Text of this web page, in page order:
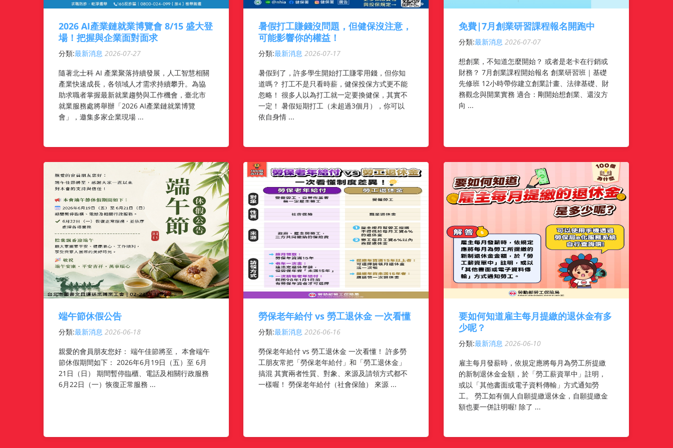
2026 AI產業鏈就業博覽會 8/15 盛大登
場！把握與企業面對面求
分類:最新消息 2026-07-27
隨著北士科 AI 產業聚落持續發展，人工智慧相關
產業快速成長，各領域人才需求持續攀升。為協
助求職者掌握最新就業趨勢與工作機會，臺北市
就業服務處將舉辦「2026 AI產業鏈就業博覽
會」，邀集多家企業現場 ...
暑假打工賺錢沒問題，但健保沒注意，
可能影響你的權益！
分類:最新消息 2026-07-17
暑假到了，許多學生開始打工賺零用錢，但你知
道嗎？ 打工不是只看時薪，健保投保方式更不能
忽略！ 很多人以為打工就一定要換健保，其實不
一定！ 暑假短期打工（未超過3個月），你可以
依自身情 ...
免費|7月創業研習課程報名開跑中
分類:最新消息 2026-07-07
想創業，不知道怎麼開始？ 或者是老卡在行銷或
財務？ 7月創業課程開始報名 創業研習班｜基礎
先修班 12小時帶你建立創業計畫、法律基礎、財
務觀念與開業實務 適合：剛開始想創業、還沒方
向 ...
端午節休假公告
分類:最新消息 2026-06-18
親愛的會員朋友您好： 端午佳節將至， 本會端午
節休假期間如下： 2026年6月19日（五）至 6月
21日（日） 期間暫停臨櫃、電話及相關行政服務
6月22日（一）恢復正常服務 ...
勞保老年給付 vs 勞工退休金 一次看懂
分類:最新消息 2026-06-16
勞保老年給付 vs 勞工退休金 一次看懂！ 許多勞
工朋友常把「勞保老年給付」和「勞工退休金」
搞混 其實兩者性質、對象、來源及請領方式都不
一樣喔！ 勞保老年給付（社會保險） 來源 ...
要如何知道雇主每月提繳的退休金有多
少呢？
分類:最新消息 2026-06-10
雇主每月發薪時，依規定應將每月為勞工所提繳
的新制退休金金額，於「勞工薪資單中」註明，
或以「其他書面或電子資料傳輸」方式通知勞
工。 勞工如有個人自願提繳退休金，自願提繳金
額也要一併註明喔! 除了 ...